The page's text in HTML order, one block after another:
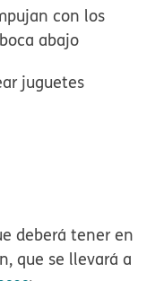
con los
abajo
juguetes
deberá tener en
que se llevará a